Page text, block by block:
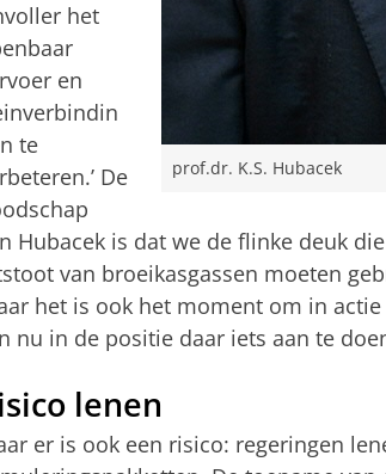
prof.dr. K.S. Hubacek
het
en
te
De
Hubacek is dat we de flinke deuk
van broeikasgassen moeten
het is ook het moment om in
nu in de positie daar iets aan te
lenen
er is ook een risico: regeringen